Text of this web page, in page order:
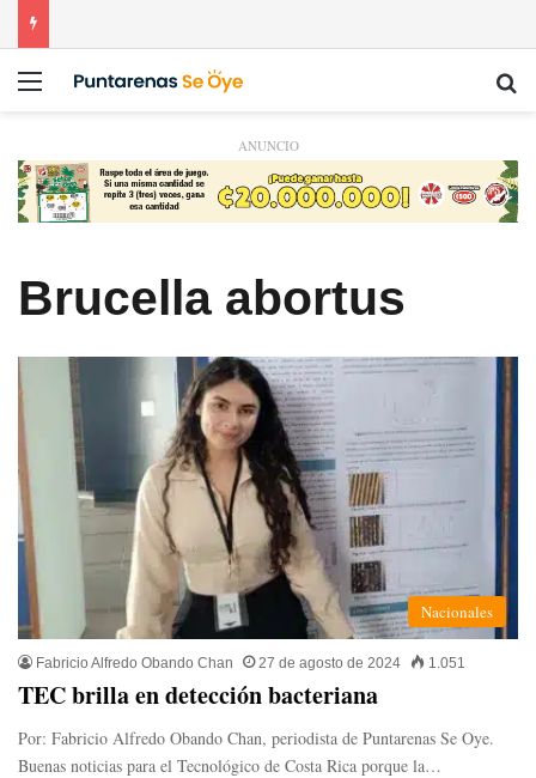
Menú
ANUNCIO
Brucella abortus
Nacionales
Fabricio Alfredo Obando Chan 27 de agosto de 2024 1.051
TEC brilla en detección bacteriana
Por: Fabricio Alfredo Obando Chan, periodista de Puntarenas Se Oye.
Buenas noticias para el Tecnológico de Costa Rica porque la…